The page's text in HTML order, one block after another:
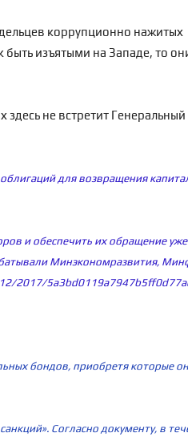
коррупционно нажитых
быть изъятыми на Западе, то
не встретит Генеральный
для возвращения
и обеспечить их обращение
Минэкономразвития,
2017/
бондов, приобретя которые
Согласно документу, в